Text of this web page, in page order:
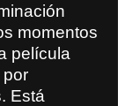
momentos
película
por
Está